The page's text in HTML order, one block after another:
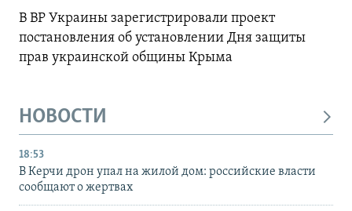
В ВР Украины зарегистрировали проект
постановления об установлении Дня защиты
прав украинской общины Крыма
НОВОСТИ
18:53
В Керчи дрон упал на жилой дом: российские власти
сообщают о жертвах